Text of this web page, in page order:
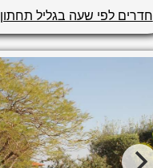
חדרים לפי שעה בגליל תחתון